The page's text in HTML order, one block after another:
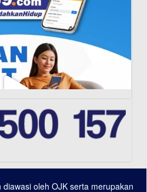
oleh OJK serta merupakan